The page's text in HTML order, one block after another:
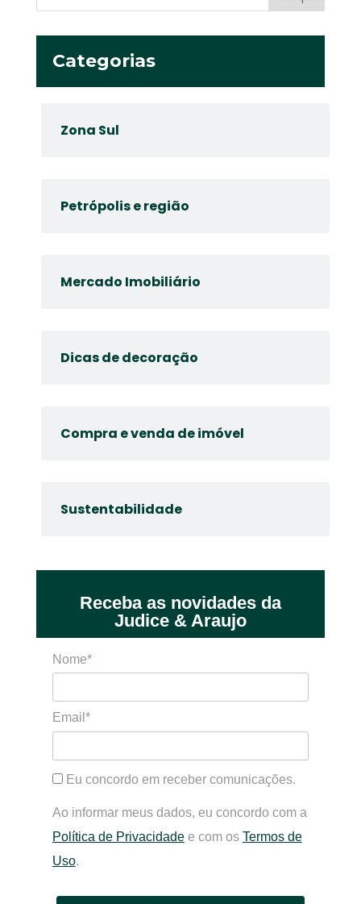
Categorias
Zona Sul
Petrópolis e região
Mercado Imobiliário
Dicas de decoração
Compra e venda de imóvel
Sustentabilidade
Receba as novidades da
Judice & Araujo
Nome*
Email*
Eu concordo em receber comunicações.
Ao informar meus dados, eu concordo com a
Política de Privacidadee com os Termos de
Uso.